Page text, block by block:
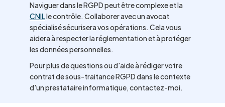
Naviguer dans le RGPD peut être complexe et la
CNILle contrôle. Collaborer avec un avocat
spécialisé sécurisera vos opérations. Cela vous
aidera à respecter la réglementation et à protéger
les données personnelles.
Pour plus de questions ou d'aide à rédiger votre
contrat de sous-traitance RGPD dans le contexte
d'un prestataire informatique, contactez-moi.